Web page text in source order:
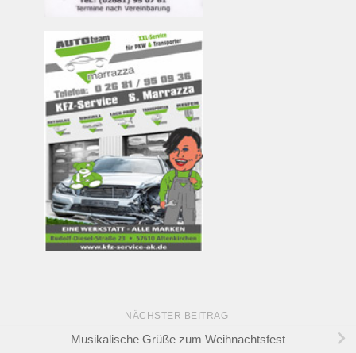
NÄCHSTER BEITRAG
Musikalische Grüße zum Weihnachtsfest